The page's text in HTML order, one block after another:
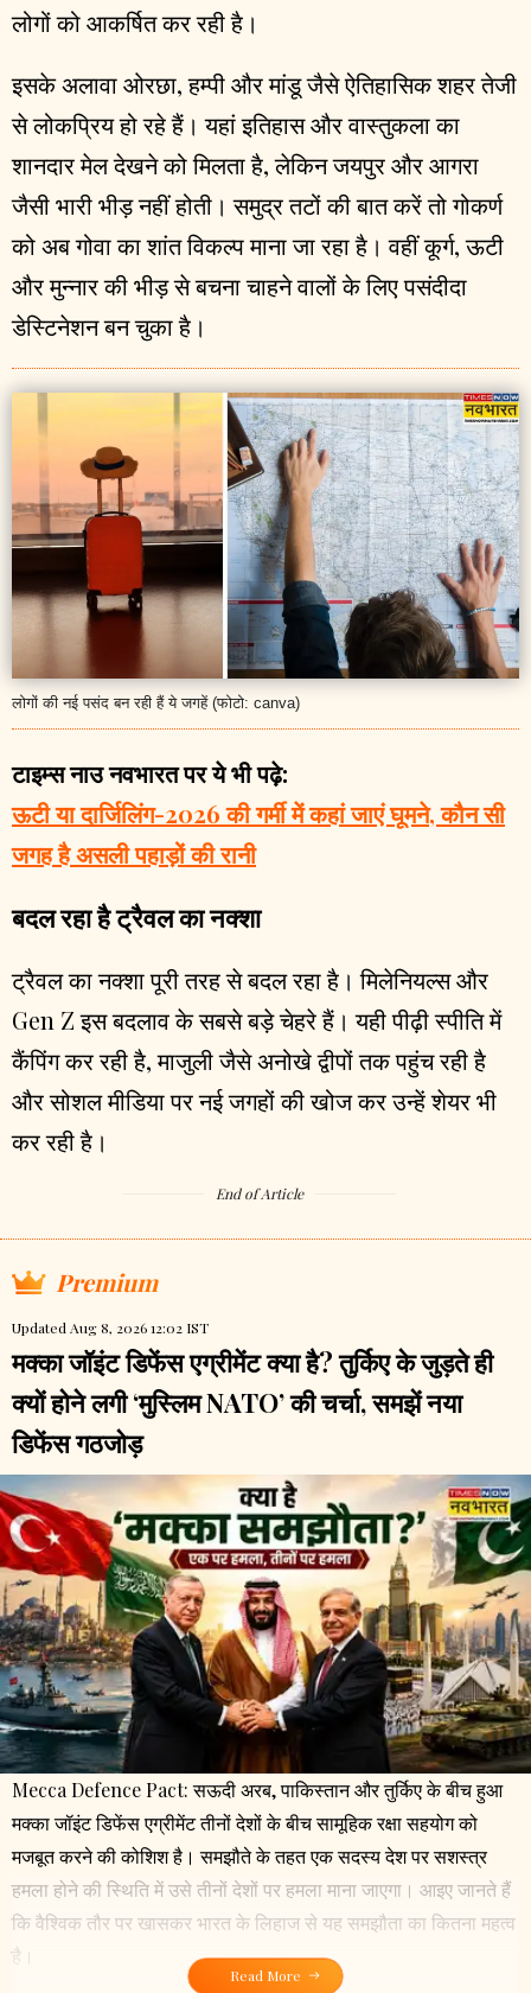
लोगों को आकर्षित कर रही है।
इसके अलावा ओरछा, हम्पी और मांडू जैसे ऐतिहासिक शहर तेजी
से लोकप्रिय हो रहे हैं। यहां इतिहास और वास्तुकला का
शानदार मेल देखने को मिलता है, लेकिन जयपुर और आगरा
जैसी भारी भीड़ नहीं होती। समुद्र तटों की बात करें तो गोकर्ण
को अब गोवा का शांत विकल्प माना जा रहा है। वहीं कूर्ग, ऊटी
और मुन्नार की भीड़ से बचना चाहने वालों के लिए पसंदीदा
डेस्टिनेशन बन चुका है।
लोगों की नई पसंद बन रही हैं ये जगहें (फोटो: canva)
टाइम्स नाउ नवभारत पर ये भी पढ़े:
ऊटी या दार्जिलिंग-2026 की गर्मी में कहां जाएं घूमने, कौन सी
जगह है असली पहाड़ों की रानी
बदल रहा है ट्रैवल का नक्शा
ट्रैवल का नक्शा पूरी तरह से बदल रहा है। मिलेनियल्स और
Gen Z इस बदलाव के सबसे बड़े चेहरे हैं। यही पीढ़ी स्पीति में
कैंपिंग कर रही है, माजुली जैसे अनोखे द्वीपों तक पहुंच रही है
और सोशल मीडिया पर नई जगहों की खोज कर उन्हें शेयर भी
कर रही है।
End of Article
Premium
Updated Aug 8, 2026 12:02 IST
मक्का जॉइंट डिफेंस एग्रीमेंट क्या है? तुर्किए के जुड़ते ही
क्यों होने लगी ‘मुस्लिम NATO’ की चर्चा, समझें नया
डिफेंस गठजोड़
Mecca Defence Pact: सऊदी अरब, पाकिस्तान और तुर्किए के बीच हुआ
मक्का जॉइंट डिफेंस एग्रीमेंट तीनों देशों के बीच सामूहिक रक्षा सहयोग को
मजबूत करने की कोशिश है। समझौते के तहत एक सदस्य देश पर सशस्त्र
हमला होने की स्थिति में उसे तीनों देशों पर हमला माना जाएगा। आइए जानते हैं
कि वैश्विक तौर पर खासकर भारत के लिहाज से यह समझौता का कितना महत्व
है।
Read More